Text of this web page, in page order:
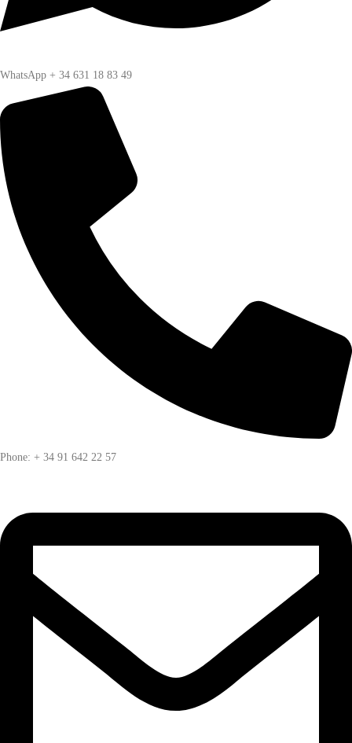
WhatsApp + 34 631 18 83 49
Phone: + 34 91 642 22 57